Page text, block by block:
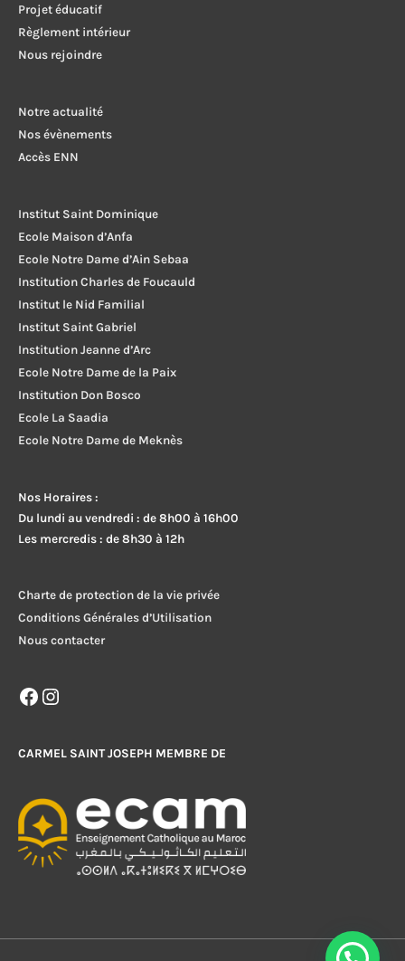
Projet éducatif
Règlement intérieur
Nous rejoindre
Notre actualité
Nos évènements
Accès ENN
Institut Saint Dominique
Ecole Maison d’Anfa
Ecole Notre Dame d’Ain Sebaa
Institution Charles de Foucauld
Institut le Nid Familial
Institut Saint Gabriel
Institution Jeanne d’Arc
Ecole Notre Dame de la Paix
Institution Don Bosco
Ecole La Saadia
Ecole Notre Dame de Meknès
Nos Horaires :
Du lundi au vendredi : de 8h00 à 16h00
Les mercredis : de 8h30 à 12h
Charte de protection de la vie privée
Conditions Générales d’Utilisation
Nous contacter
Facebook
Instagram
CARMEL SAINT JOSEPH MEMBRE DE